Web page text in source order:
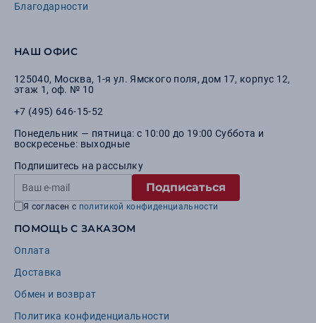
Благодарности
НАШ ОФИС
125040, Москва, 1-я ул. Ямского поля, дом 17, корпус 12,
этаж 1, оф. № 10
+7 (495) 646-15-52
Понедельник — пятница: с 10:00 до 19:00 Суббота и
воскресенье: выходные
Подпишитесь на рассылку
Подписаться
Я согласен с политикой конфиденциальности
ПОМОЩЬ С ЗАКАЗОМ
Оплата
Доставка
Обмен и возврат
Политика конфиденциальности